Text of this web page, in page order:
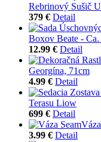
Rebrinový Sušič
379 € Detail
Boxov Beate - Ca.
12.99 € Detail
Georgína, 71cm
4.99 € Detail
Terasu Liow
699 € Detail
3.99 € Detail